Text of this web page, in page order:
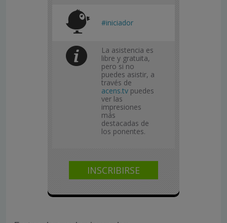
#iniciador
La asistencia es
libre y gratuita,
pero si no
puedes asistir, a
través de
acens.tv puedes
ver las
impresiones
más
destacadas de
los ponentes.
INSCRIBIRSE